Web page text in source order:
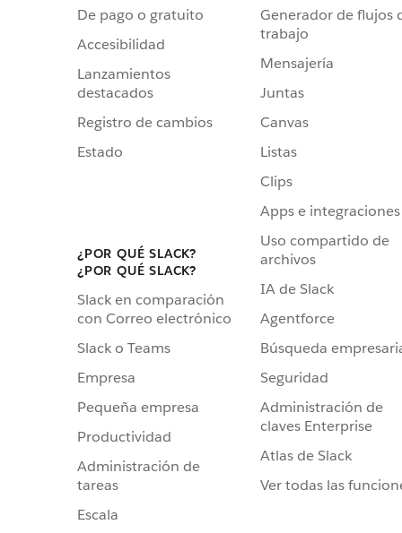
De pago o gratuito
Accesibilidad
Lanzamientos
destacados
Registro de cambios
Estado
¿POR QUÉ SLACK?
¿POR QUÉ SLACK?
Slack en comparación
con Correo electrónico
Slack o Teams
Empresa
Pequeña empresa
Productividad
Administración de
tareas
Escala
Generador de flujos
trabajo
Mensajería
Juntas
Canvas
Listas
Clips
Apps e integraciones
Uso compartido de
archivos
IA de Slack
Agentforce
Búsqueda
Seguridad
Administración de
claves Enterprise
Atlas de Slack
Ver todas las